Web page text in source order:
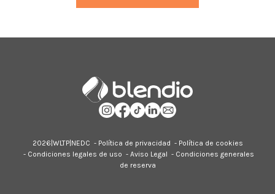
2026| WLTP| NEDC - Política de privacidad - Política de cookies
- Condiciones legales de uso - Aviso Legal - Condiciones generales
de reserva